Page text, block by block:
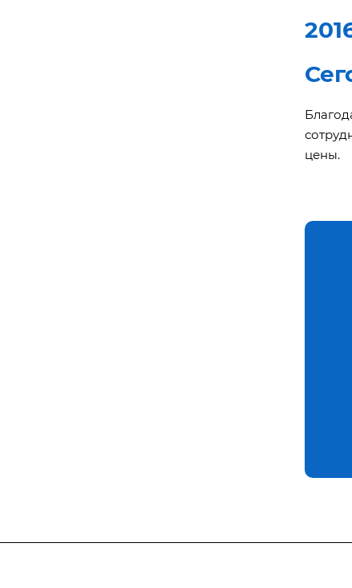
цены.